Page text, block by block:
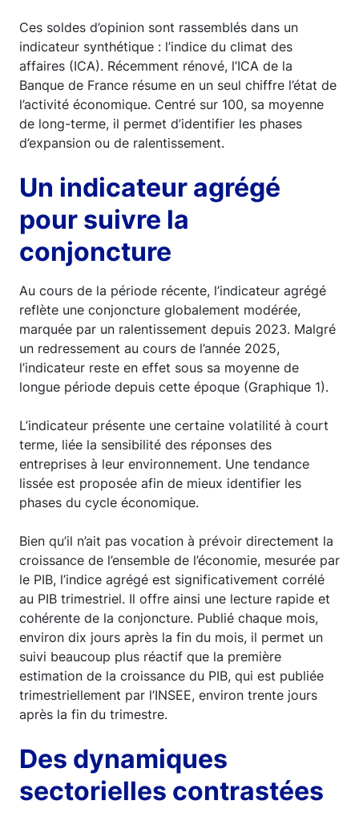
Ces soldes d’opinion sont rassemblés dans un
indicateur synthétique : l’indice du climat des
affaires (ICA). Récemment rénové, l’ICA de la
Banque de France résume en un seul chiffre l’état de
l’activité économique. Centré sur 100, sa moyenne
de long-terme, il permet d’identifier les phases
d’expansion ou de ralentissement.
Un indicateur agrégé
pour suivre la
conjoncture
Au cours de la période récente, l’indicateur agrégé
reflète une conjoncture globalement modérée,
marquée par un ralentissement depuis 2023. Malgré
un redressement au cours de l’année 2025,
l’indicateur reste en effet sous sa moyenne de
longue période depuis cette époque (Graphique 1).
L’indicateur présente une certaine volatilité à court
terme, liée la sensibilité des réponses des
entreprises à leur environnement. Une tendance
lissée est proposée afin de mieux identifier les
phases du cycle économique.
Bien qu’il n’ait pas vocation à prévoir directement la
croissance de l’ensemble de l’économie, mesurée par
le PIB, l’indice agrégé est significativement corrélé
au PIB trimestriel. Il offre ainsi une lecture rapide et
cohérente de la conjoncture. Publié chaque mois,
environ dix jours après la fin du mois, il permet un
suivi beaucoup plus réactif que la première
estimation de la croissance du PIB, qui est publiée
trimestriellement par l’INSEE, environ trente jours
après la fin du trimestre.
Des dynamiques
sectorielles contrastées